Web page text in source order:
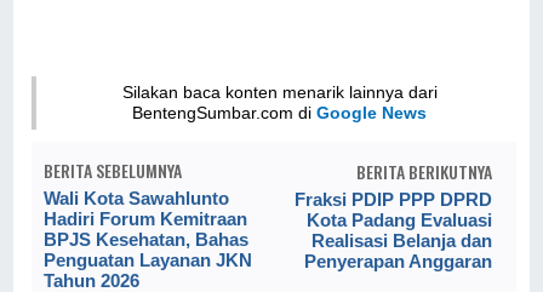
Silakan baca konten menarik lainnya dari
BentengSumbar.com diGoogle News
BERITA SEBELUMNYA
Wali Kota Sawahlunto
Hadiri Forum Kemitraan
BPJS Kesehatan, Bahas
Penguatan Layanan JKN
Tahun 2026
BERITA BERIKUTNYA
Fraksi PDIP PPP DPRD
Kota Padang Evaluasi
Realisasi Belanja dan
Penyerapan Anggaran